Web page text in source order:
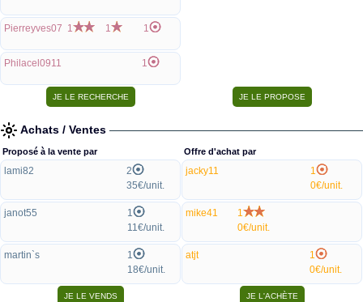
Pierreyves07 1 1 1
Philacel0911 1
Achats / Ventes
Proposé à la vente par
lami82
2
35€/unit.
janot55
1
11€/unit.
martin`s
1
18€/unit.
Offre d'achat par
jacky11
1
0€/unit.
mike41
1
0€/unit.
atjt
1
0€/unit.